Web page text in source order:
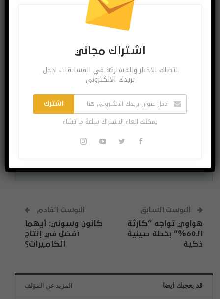
اشتراك مجاني
لتصلك الاخبار وللمشاركة في المسابقات ادخل بريدك
الالكتروني
اشترك
يمكنك الغاء الاشتراك ساعة ما تشاء
البوست السابق
هواوي تواجه “كارثة
الـ60%” بخطة صينية
ذكية
البوست القادم
كانون وسوني: أيهما
أفضل في إنتاج
الكاميرات؟
قد يعجبك ايضا المزيد عن المؤلف
اشتراك مجاني
لتصلك الاخبار وللمشاركة في المسابقات ادخل
بريدك الالكتروني
اشترك
يمكنك الغاء الاشتراك ساعة ما تشاء